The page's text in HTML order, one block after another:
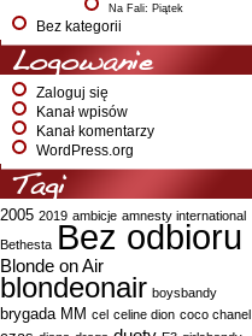
Na Fali: Piątek
Bez kategorii
Logowanie
Zaloguj się
Kanał wpisów
Kanał komentarzy
WordPress.org
Tagi
2005 2019 ambicje amnesty international
Bethesta Bez odbioru
Blonde on Air
blondeonair boysbandy
brygada MM cel celine dion coco chanel